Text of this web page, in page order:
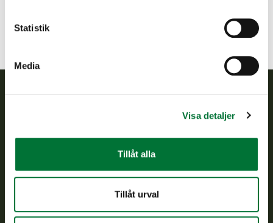
Statistik
Media
Visa detaljer
Tillåt alla
Tillåt urval
Finlands viltcentral främjar en hållbar vilthushållning, stöder
jaktvårdsföreningarnas verksamhet, ser till att viltpolitiken
som föreskrivs.